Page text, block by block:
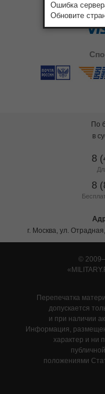
По
в
8
8
г. Москва, ул.
©
Перепечатка
допускается
и при наличии
Информация,
характер и ни
положениями
Ошибка
Обновите